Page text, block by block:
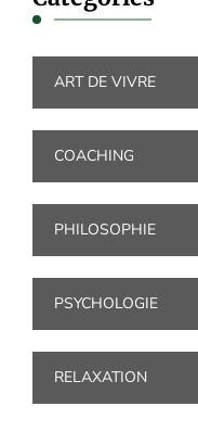
ART DE VIVRE
COACHING
PHILOSOPHIE
PSYCHOLOGIE
RELAXATION